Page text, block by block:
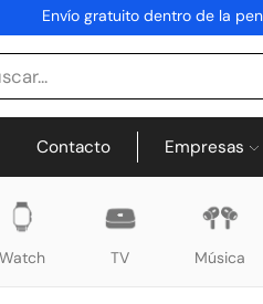
Envío gratuito dentro de la
Contacto Empresas
Watch TV Música